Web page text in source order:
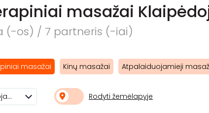
masažai
(-os) / 7 partneris (-iai)
masažai Kinų masažai Atpalaiduojamieji
Rekomenduojami Rodyti žemėlapyje